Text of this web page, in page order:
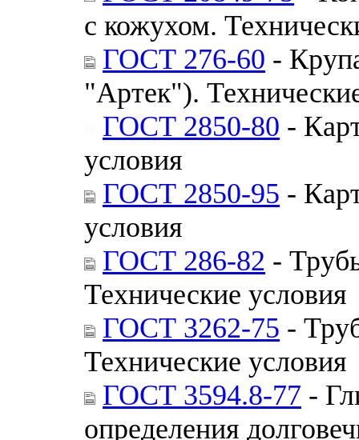
с кожухом.
ГОСТ 276-60 -
"Артек").
ГОСТ 2850-80 -
условия
ГОСТ 2850-95 -
условия
ГОСТ 286-82 -
Технические условия
ГОСТ 3262-75 -
Технические условия
ГОСТ 3594.8-77 -
определения